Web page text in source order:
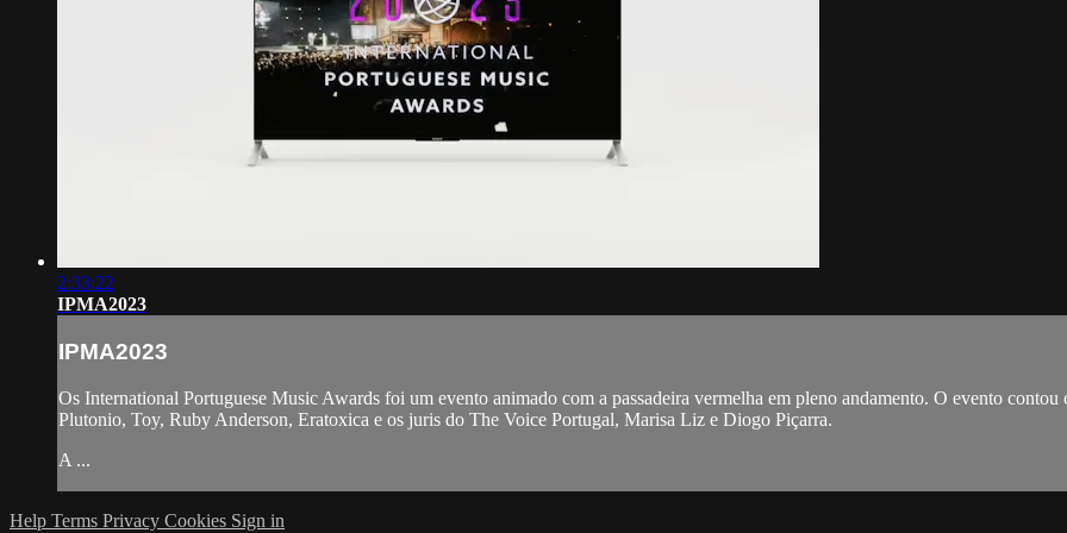
2:33:22
IPMA2023
IPMA2023
Os International Portuguese Music Awards foi um evento animado com a passadeira vermelha em pleno andamento. O evento
Plutonio, Toy, Ruby Anderson, Eratoxica e os juris do The Voice Portugal, Marisa Liz e Diogo Piçarra.
A ...
Help Terms Privacy Cookies Sign in